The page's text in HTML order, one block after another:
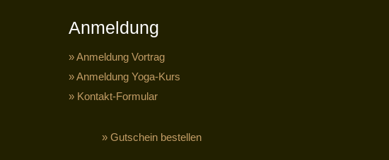
Anmeldung
» Anmeldung Vortrag
» Anmeldung Yoga-Kurs
» Kontakt-Formular
» Gutschein bestellen